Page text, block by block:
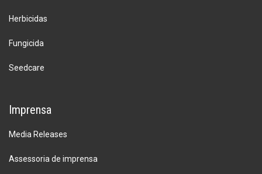
Herbicidas
Fungicida
Seedcare
Imprensa
Media Releases
Assessoria de imprensa